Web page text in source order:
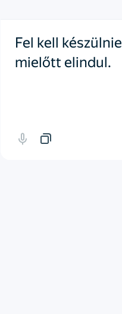
Fel kell készülnie
mielőtt elindul.